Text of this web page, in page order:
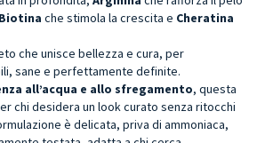
Biotina che stimola la crescita e Cheratina
che unisce bellezza e cura, per
sane e perfettamente definite.
all’acqua e allo sfregamento, questa
chi desidera un look curato senza ritocchi
è delicata, priva di ammoniaca,